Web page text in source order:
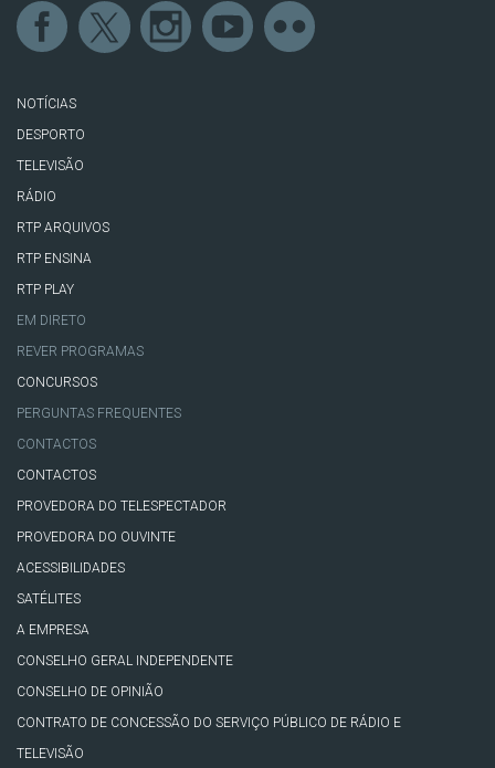
NOTÍCIAS
DESPORTO
TELEVISÃO
RÁDIO
RTP ARQUIVOS
RTP ENSINA
RTP PLAY
EM DIRETO
REVER PROGRAMAS
CONCURSOS
PERGUNTAS FREQUENTES
CONTACTOS
CONTACTOS
PROVEDORA DO TELESPECTADOR
PROVEDORA DO OUVINTE
ACESSIBILIDADES
SATÉLITES
A EMPRESA
CONSELHO GERAL INDEPENDENTE
CONSELHO DE OPINIÃO
CONTRATO DE CONCESSÃO DO SERVIÇO PÚBLICO DE RÁDIO E
TELEVISÃO